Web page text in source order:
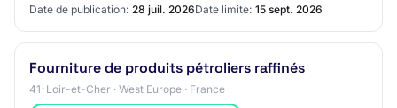
Date de publication: 28 juil. 2026Date limite: 15 sept. 2026
Fourniture de produits pétroliers raffinés
41-Loir-et-Cher · West Europe · France